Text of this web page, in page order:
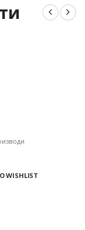
WISHLIST